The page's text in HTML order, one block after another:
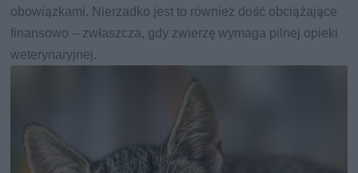
obowiązkami. Nierzadko jest to również dość obciążające
finansowo – zwłaszcza, gdy zwierzę wymaga pilnej opieki
weterynaryjnej.